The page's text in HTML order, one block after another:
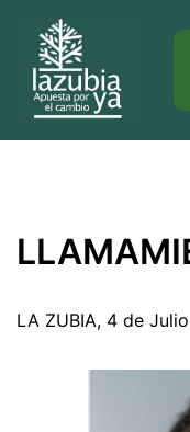
contenido
LA ZUBIA, 4 de